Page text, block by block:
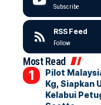
Subscribe
RSS Feed
Follow
Most Read
Pilot
Kg, Siapkan
Kelabui